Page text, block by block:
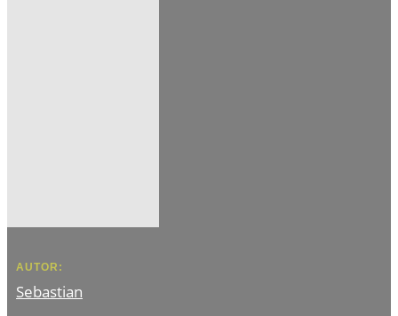
AUTOR:
Sebastian